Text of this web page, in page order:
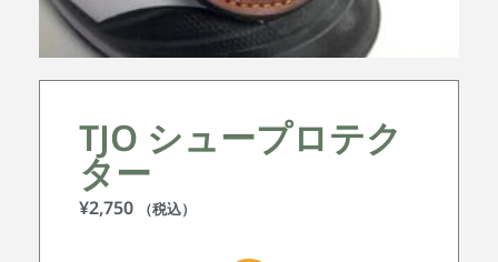
TJO シュープロテク
ター
¥2,750 （税込）